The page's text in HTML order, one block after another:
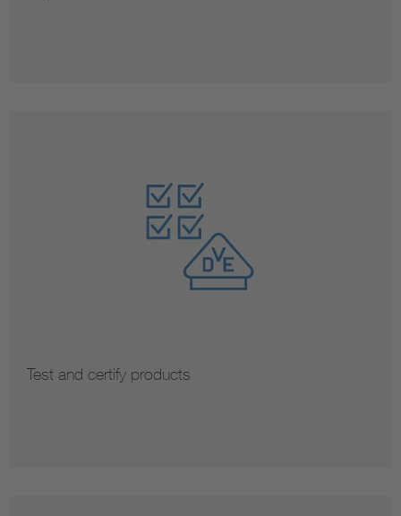
Test and certify products